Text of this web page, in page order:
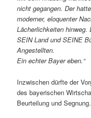
nicht gegangen. Der
moderner, eloquenter
Lächerlichkeiten hinweg.
SEIN Land und SEINE
Angestellten.
Ein echter Bayer eben.“
Inzwischen dürfte der
des bayerischen
Beurteilung und Segnung.